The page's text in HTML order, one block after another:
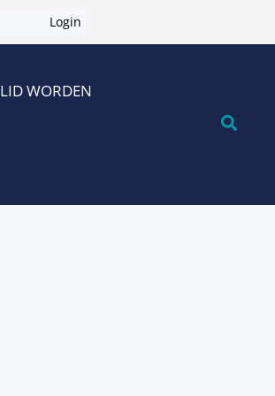
Login
LID WORDEN